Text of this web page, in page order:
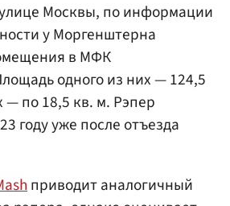
Москвы, по информации
у Моргенштерна
в МФК
одного из них — 124,5
— по 18,5 кв. м. Рэпер
году уже после отъезда
приводит аналогичный